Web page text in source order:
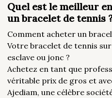
Quel est le meilleur
un bracelet de tennis
Comment acheter un
Votre bracelet de tennis
esclave ou jonc ?
Achetez en tant que
véritable prix de gros et
Ajediam, une célèbre